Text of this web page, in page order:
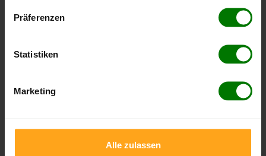
Präferenzen
Statistiken
Marketing
Alle zulassen
Höchst- und Tiefststände der
Pelletspreise für lose Holzpellets und Holzpellets
Sackware in Dorndorf
. Das dazugehörige Datum zeigt,
erreicht wurde.